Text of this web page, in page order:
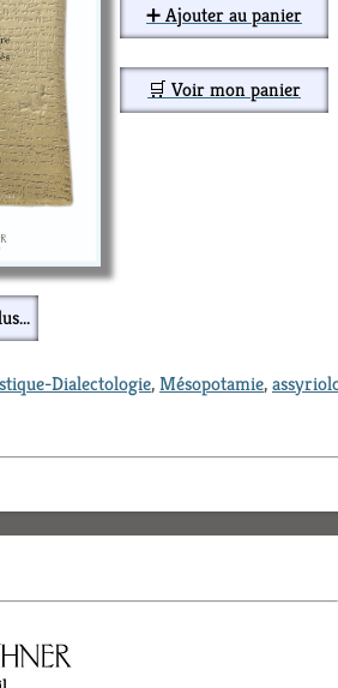
➕ Ajouter au panier
🛒 Voir mon panier
Dialectologie,Mésopotamie,